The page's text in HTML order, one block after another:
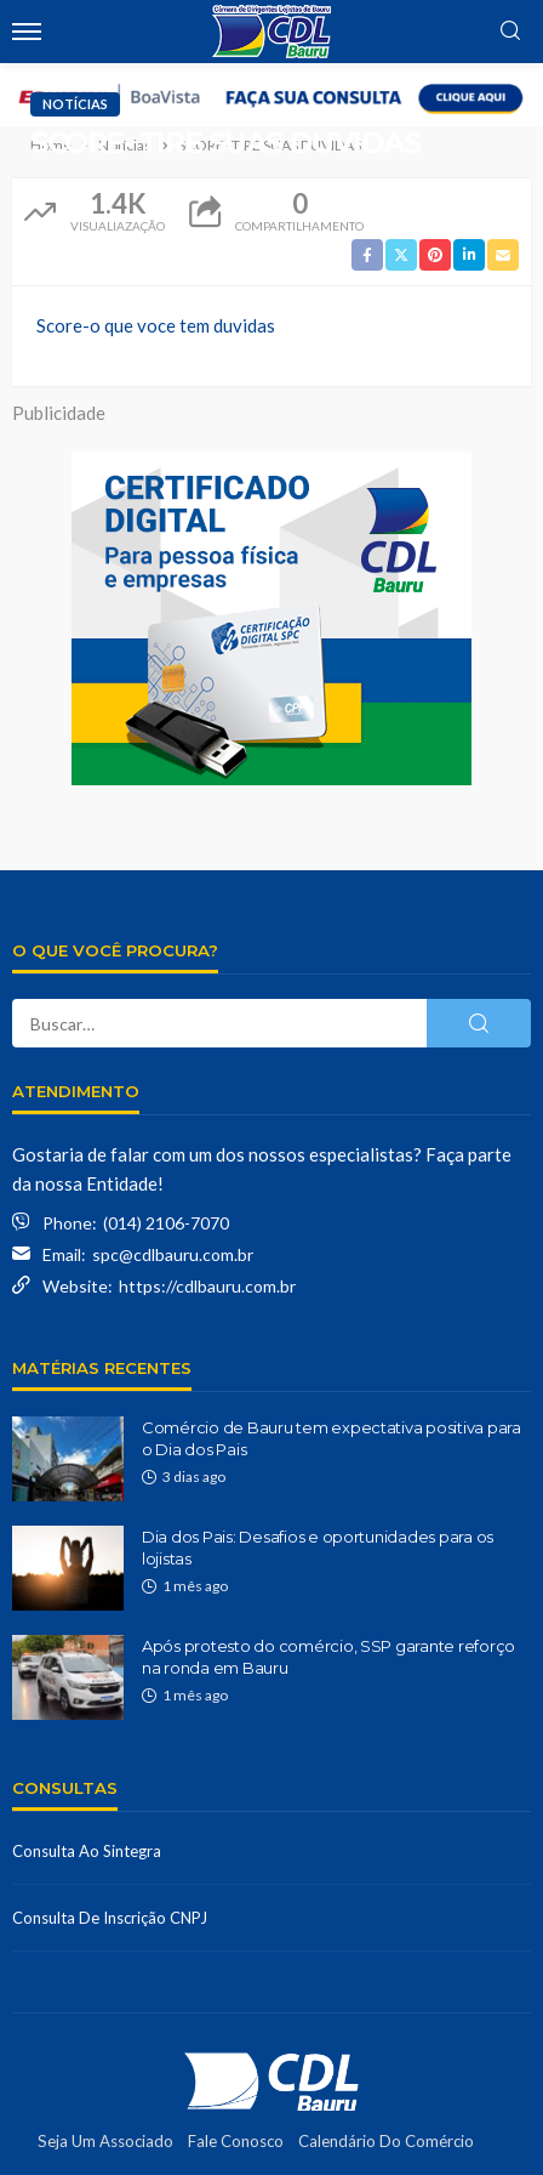
Home Notícias SCORE- TIRE SUAS DUVIDAS
NOTÍCIAS
SCORE- TIRE SUAS DUVIDAS
1.4K
VISUALIAZAÇÃO
0
COMPARTILHAMENTO
Score-o que voce tem duvidas
Publicidade
O QUE VOCÊ PROCURA?
ATENDIMENTO
Gostaria de falar com um dos nossos especialistas? Faça parte
da nossa Entidade!
Phone: (014) 2106-7070
Email: spc@cdlbauru.com.br
Website: https://cdlbauru.com.br
MATÉRIAS RECENTES
Comércio de Bauru tem expectativa positiva para
o Dia dos Pais
3 dias ago
Dia dos Pais: Desafios e oportunidades para os
lojistas
1 mês ago
Após protesto do comércio, SSP garante reforço
na ronda em Bauru
1 mês ago
CONSULTAS
Consulta Ao Sintegra
Consulta De Inscrição CNPJ
Seja Um Associado Fale Conosco Calendário Do Comércio